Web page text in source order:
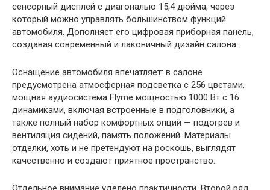
сенсорный дисплей с диагональю 15,4 дюйма, через
который можно управлять большинством функций
автомобиля. Дополняет его цифровая приборная панель,
создавая современный и лаконичный дизайн салона.
Оснащение автомобиля впечатляет: в салоне
предусмотрена атмосферная подсветка с 256 цветами,
мощная аудиосистема Flyme мощностью 1000 Вт с 16
динамиками, включая встроенные в подголовники, а
также полный набор комфортных опций — подогрев и
вентиляция сидений, память положений. Материалы
отделки, хоть и не претендуют на роскошь, выглядят
качественно и создают приятное пространство.